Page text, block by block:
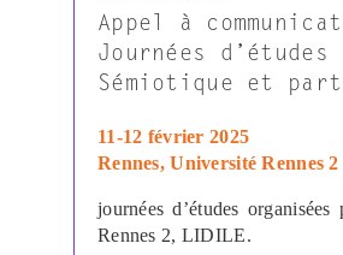
Appel à
Journées d’études
Sémiotique et
11-12 février 2025
Rennes, Université Rennes 2
journées d’études organisées
Rennes 2, LIDILE.